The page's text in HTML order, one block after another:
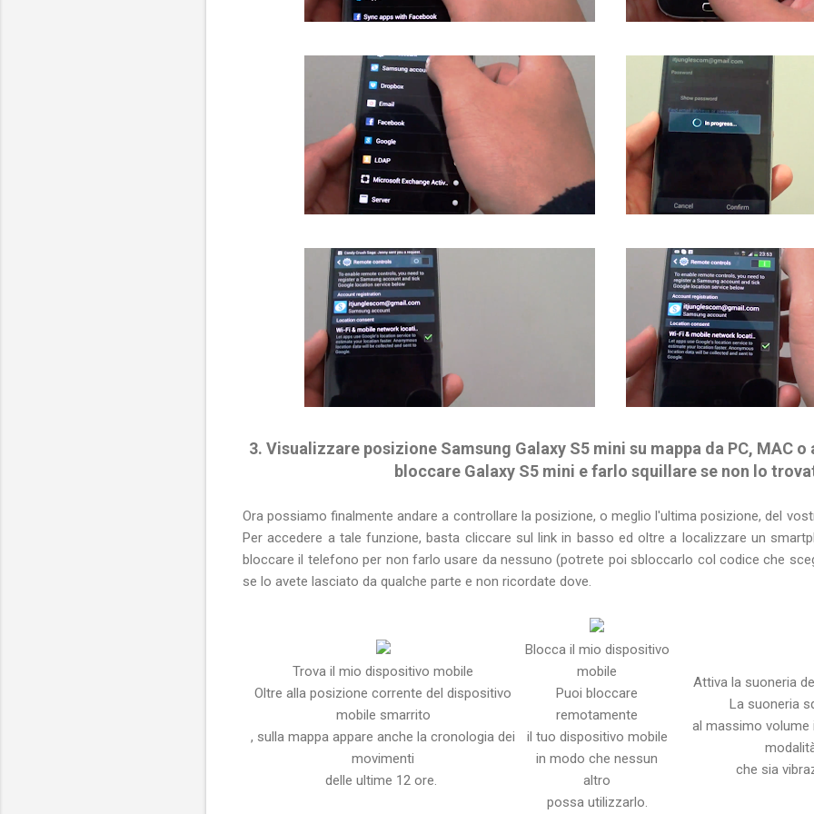
3. Visualizzare posizione Samsung Galaxy S5 mini su mappa da PC, MAC
bloccare Galaxy S5 mini e farlo squillare se non lo
Ora possiamo finalmente andare a controllare la posizione, o meglio l'ultima posizione, del
Per accedere a tale funzione, basta cliccare sul link in basso ed oltre a localizzare un
bloccare il telefono per non farlo usare da nessuno (potrete poi sbloccarlo col codice che
se lo avete lasciato da qualche parte e non ricordate dove.
Trova il mio dispositivo mobile
Oltre alla posizione corrente del dispositivo
mobile smarrito
, sulla mappa appare anche la cronologia dei
movimenti
delle ultime 12 ore.
Blocca il mio dispositivo
mobile
Puoi bloccare
remotamente
il tuo dispositivo mobile
in modo che nessun
altro
possa utilizzarlo.
Attiva la suoneria
La suoneria
al massimo volume
che sia